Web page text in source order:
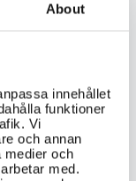
About
innehållet
funktioner
Vi
och annan
medier och
med.
för